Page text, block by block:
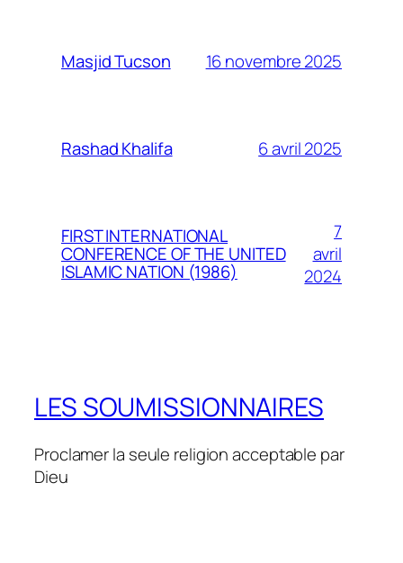
Masjid Tucson 16 novembre 2025
Rashad Khalifa 6 avril 2025
FIRST INTERNATIONAL
CONFERENCE OF THE UNITED
ISLAMIC NATION (1986)
7
avril
2024
LES SOUMISSIONNAIRES
Proclamer la seule religion acceptable par
Dieu